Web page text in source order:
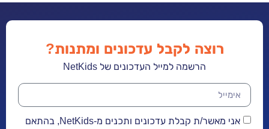
רוצה לקבל עדכונים ומתנות?
הרשמה למייל העדכונים של NetKids
אני מאשר/ת קבלת עדכונים ותכנים מ-NetKids, בהתאם